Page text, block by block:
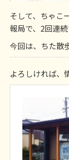
そして、ちゃこ
報局で、2回連
今回は、ちた散
よろしければ、